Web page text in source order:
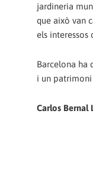
jardineria
que això van
els interessos
Barcelona ha
i un
Carlos Bernal